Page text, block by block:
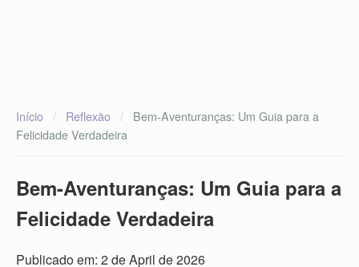
Início / Reflexão /
Bem-Aventuranças: Um Guia para a
Felicidade Verdadeira
Bem-Aventuranças: Um Guia para a
Felicidade Verdadeira
Publicado em: 2 de April de 2026